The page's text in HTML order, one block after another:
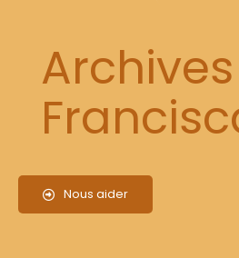
Archives
Nous aider